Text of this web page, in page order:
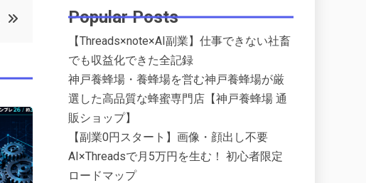
Popular Posts
【Threads×note×AI副業】仕事できない社畜
でも収益化できた全記録
神戸養蜂場・養蜂場を営む神戸養蜂場が厳
選した高品質な蜂蜜専門店【神戸養蜂場 通
販ショップ】
【副業0円スタート】画像・顔出し不要
AI×Threadsで月5万円を生む！ 初心者限定
ロードマップ